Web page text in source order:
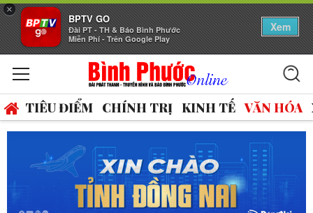
×
BPTV GO
Đài PT - TH & Báo Bình Phước
Miễn Phí - Trên Google Play
Xem
TIÊU ĐIỂM CHÍNH TRỊ KINH TẾ VĂN HÓA